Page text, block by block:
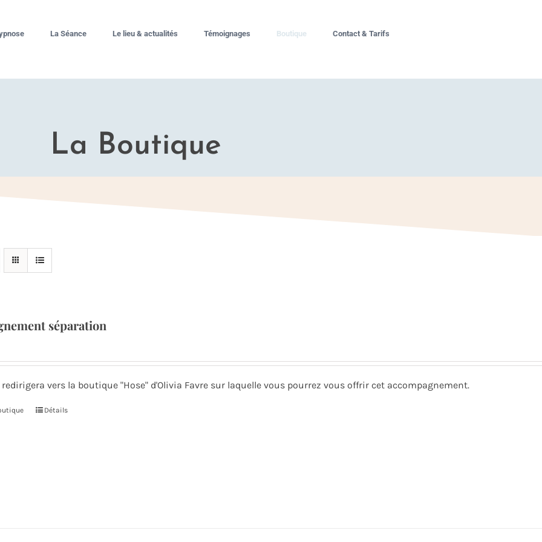
La Séance Le lieu & actualités Témoignages Boutique Contact & Tarifs
La Boutique
séparation
vers la boutique "Hose" d'Olivia Favre sur laquelle vous pourrez vous offrir cet accompagnement.
Détails